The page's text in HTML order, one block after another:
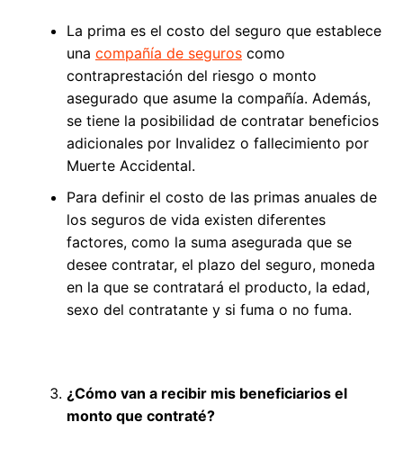
La prima es el costo del seguro que establece
una compañía de seguroscomo
contraprestación del riesgo o monto
asegurado que asume la compañía. Además,
se tiene la posibilidad de contratar beneficios
adicionales por Invalidez o fallecimiento por
Muerte Accidental.
Para definir el costo de las primas anuales de
los seguros de vida existen diferentes
factores, como la suma asegurada que se
desee contratar, el plazo del seguro, moneda
en la que se contratará el producto, la edad,
sexo del contratante y si fuma o no fuma.
¿Cómo van a recibir mis beneficiarios el
monto que contraté?